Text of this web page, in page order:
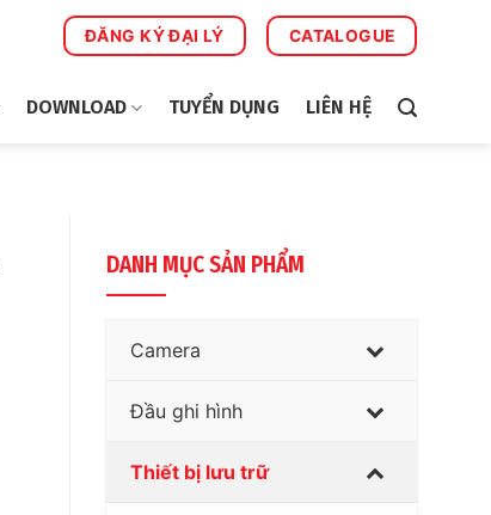
ĐĂNG KÝ ĐẠI LÝ CATALOGUE
DOWNLOAD TUYỂN DỤNG LIÊN HỆ
DANH MỤC SẢN PHẨM
Camera
Đầu ghi hình
Thiết bị lưu trữ